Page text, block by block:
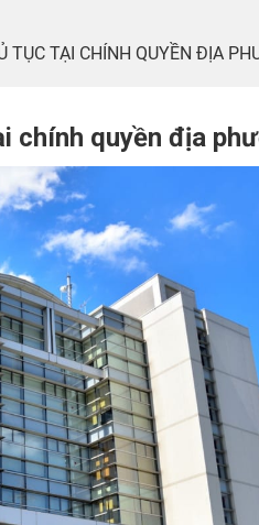
TẠI CHÍNH QUYỀN ĐỊA
chính quyền địa